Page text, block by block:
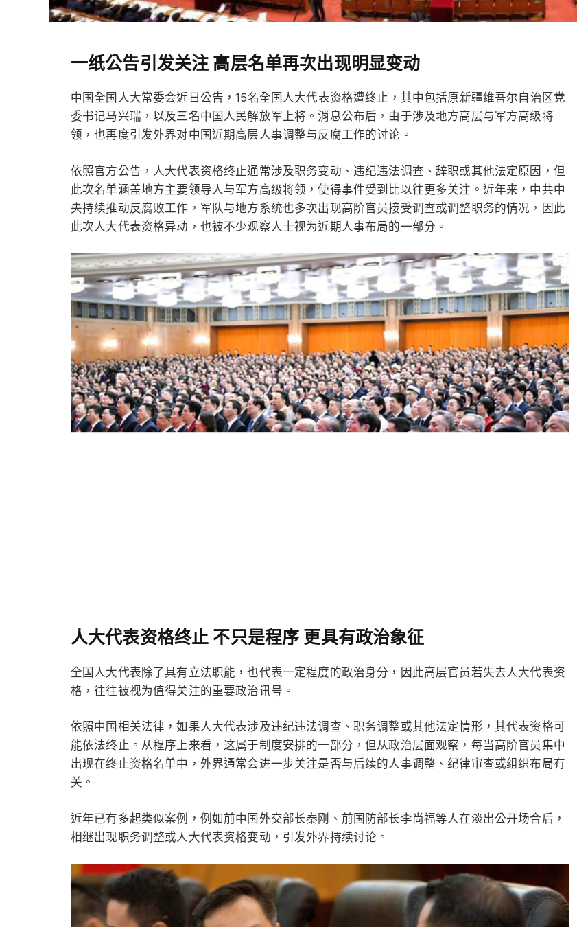
一纸公告引发关注 高层名单再次出现明显变动
中国全国人大常委会近日公告，15名全国人大代表资格遭终止，其中包括原新疆维吾尔自治区党
委书记马兴瑞，以及三名中国人民解放军上将。消息公布后，由于涉及地方高层与军方高级将
领，也再度引发外界对中国近期高层人事调整与反腐工作的讨论。
依照官方公告，人大代表资格终止通常涉及职务变动、违纪违法调查、辞职或其他法定原因，但
此次名单涵盖地方主要领导人与军方高级将领，使得事件受到比以往更多关注。近年来，中共中
央持续推动反腐败工作，军队与地方系统也多次出现高阶官员接受调查或调整职务的情况，因此
此次人大代表资格异动，也被不少观察人士视为近期人事布局的一部分。
人大代表资格终止 不只是程序 更具有政治象征
全国人大代表除了具有立法职能，也代表一定程度的政治身分，因此高层官员若失去人大代表资
格，往往被视为值得关注的重要政治讯号。
依照中国相关法律，如果人大代表涉及违纪违法调查、职务调整或其他法定情形，其代表资格可
能依法终止。从程序上来看，这属于制度安排的一部分，但从政治层面观察，每当高阶官员集中
出现在终止资格名单中，外界通常会进一步关注是否与后续的人事调整、纪律审查或组织布局有
关。
近年已有多起类似案例，例如前中国外交部长秦刚、前国防部长李尚福等人在淡出公开场合后，
相继出现职务调整或人大代表资格变动，引发外界持续讨论。